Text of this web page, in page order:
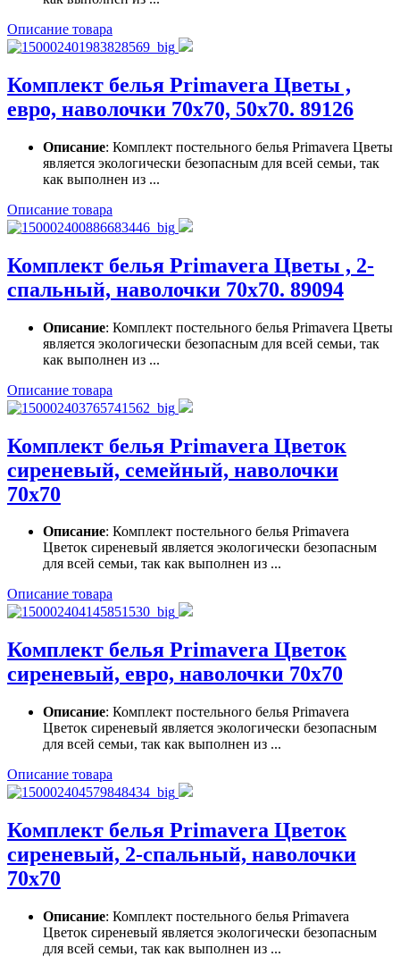
Описание товара
Комплект белья Primavera Цветы ,
евро, наволочки 70x70, 50x70. 89126
Описание: Комплект постельного белья Primavera Цветы
является экологически безопасным для всей семьи, так
как выполнен из ...
Описание товара
Комплект белья Primavera Цветы , 2-
спальный, наволочки 70x70. 89094
Описание: Комплект постельного белья Primavera Цветы
является экологически безопасным для всей семьи, так
как выполнен из ...
Описание товара
Комплект белья Primavera Цветок
сиреневый, семейный, наволочки
70x70
Описание: Комплект постельного белья Primavera
Цветок сиреневый является экологически безопасным
для всей семьи, так как выполнен из ...
Описание товара
Комплект белья Primavera Цветок
сиреневый, евро, наволочки 70x70
Описание: Комплект постельного белья Primavera
Цветок сиреневый является экологически безопасным
для всей семьи, так как выполнен из ...
Описание товара
Комплект белья Primavera Цветок
сиреневый, 2-спальный, наволочки
70x70
Описание: Комплект постельного белья Primavera
Цветок сиреневый является экологически безопасным
для всей семьи, так как выполнен из ...